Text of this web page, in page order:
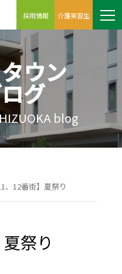
採用情報 介護実習生
ウン
グ
blog
、12番街】夏祭り
祭り